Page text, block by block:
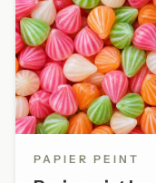
PAPIER PEINT